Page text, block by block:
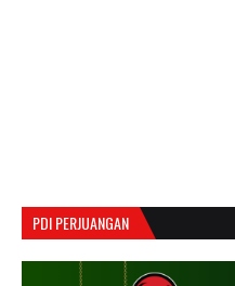
PDI PERJUANGAN